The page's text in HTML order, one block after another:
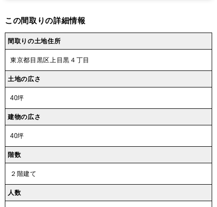
この間取りの詳細情報
間取りの土地住所
東京都目黒区上目黒４丁目
土地の広さ
40坪
建物の広さ
40坪
階数
２階建て
人数